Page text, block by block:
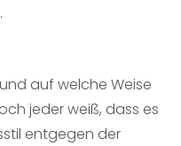
auf welche Weise
jeder weiß, dass es
entgegen der